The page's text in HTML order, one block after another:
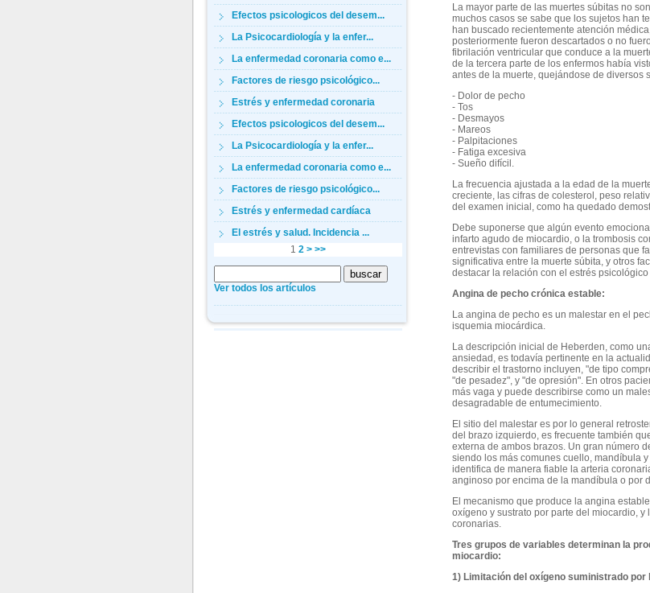
Efectos psicologicos del desem...
La Psicocardiología y la enfer...
La enfermedad coronaria como e...
Factores de riesgo psicológico...
Estrés y enfermedad coronaria
Efectos psicologicos del desem...
La Psicocardiología y la enfer...
La enfermedad coronaria como e...
Factores de riesgo psicológico...
Estrés y enfermedad cardíaca
El estrés y salud. Incidencia ...
1 2 > >>
Ver todos los artículos
La mayor parte de las muertes súbitas no
muchos casos se sabe que los sujetos han
han buscado recientemente atención
posteriormente fueron descartados o no
fibrilación ventricular que conduce a la
de la tercera parte de los enfermos había
antes de la muerte, quejándose de diversos
- Dolor de pecho
- Tos
- Desmayos
- Mareos
- Palpitaciones
- Fatiga excesiva
- Sueño difícil.
La frecuencia ajustada a la edad de la
creciente, las cifras de colesterol, peso
del examen inicial, como ha quedado
Debe suponerse que algún evento
infarto agudo de miocardio, o la trombosis
entrevistas con familiares de personas que
significativa entre la muerte súbita, y otros
destacar la relación con el estrés
Angina de pecho crónica estable:
La angina de pecho es un malestar en el
isquemia miocárdica.
La descripción inicial de Heberden, como
ansiedad, es todavía pertinente en la
describir el trastorno incluyen, "de tipo
"de pesadez", y "de opresión". En otros
más vaga y puede describirse como un
desagradable de entumecimiento.
El sitio del malestar es por lo general
del brazo izquierdo, es frecuente también
externa de ambos brazos. Un gran número
siendo los más comunes cuello, mandíbula
identifica de manera fiable la arteria
anginoso por encima de la mandíbula o por
El mecanismo que produce la angina
oxígeno y sustrato por parte del miocardio,
coronarias.
Tres grupos de variables determinan la
miocardio:
1) Limitación del oxígeno suministrado